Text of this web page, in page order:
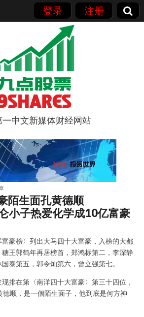
登录 注册
一中文新媒体财经网站
陌生面孔黄德顺
小子热爱化学成10亿富豪
富豪榜〉列出大马四十大富豪，入榜的大都
王郭鹤年再居榜首，郑鸿标第二，李深静
泰第五，郭令灿第六，曾立强第七。
现排在第〈南洋四十大富豪〉第三十四位，
顺，是一個陌生面子，他到底是何方神